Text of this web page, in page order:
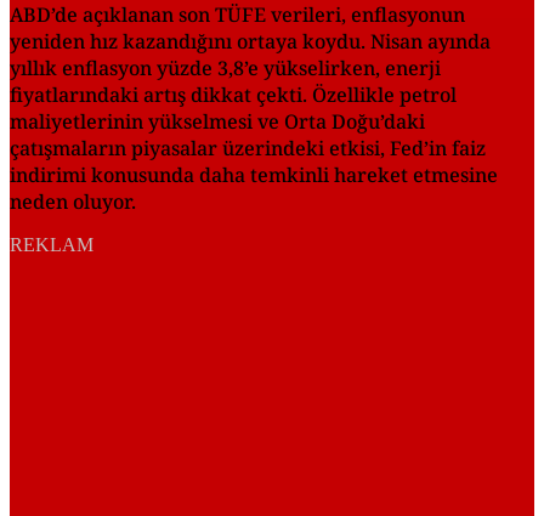
ABD’de açıklanan son TÜFE verileri, enflasyonun
yeniden hız kazandığını ortaya koydu. Nisan ayında
yıllık enflasyon yüzde 3,8’e yükselirken, enerji
fiyatlarındaki artış dikkat çekti. Özellikle petrol
maliyetlerinin yükselmesi ve Orta Doğu’daki
çatışmaların piyasalar üzerindeki etkisi, Fed’in faiz
indirimi konusunda daha temkinli hareket etmesine
neden oluyor.
REKLAM